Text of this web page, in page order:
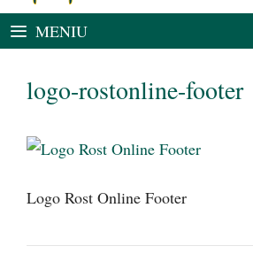
MENIU
logo-rostonline-footer
Logo Rost Online Footer